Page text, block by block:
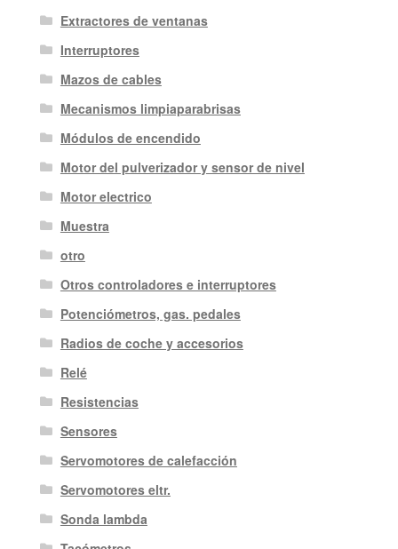
Extractores de ventanas
Interruptores
Mazos de cables
Mecanismos limpiaparabrisas
Módulos de encendido
Motor del pulverizador y sensor de nivel
Motor electrico
Muestra
otro
Otros controladores e interruptores
Potenciómetros, gas. pedales
Radios de coche y accesorios
Relé
Resistencias
Sensores
Servomotores de calefacción
Servomotores eltr.
Sonda lambda